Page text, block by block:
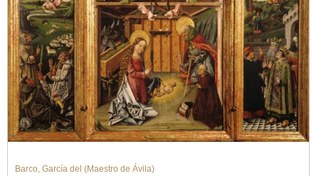
Barco, García del (Maestro de Ávila)